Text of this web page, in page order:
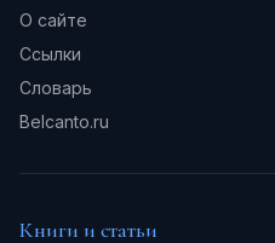
О сайте
Ссылки
Словарь
Belcanto.ru
Книги и статьи